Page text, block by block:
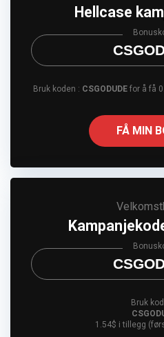
Hellcase
Bruk koden : CSGODUDE for å få
FÅ MIN
Bruk
1.54$ i tillegg